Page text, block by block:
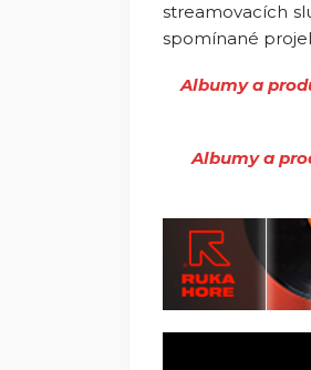
streamovacích
spomínané
Albumy a
Albumy a